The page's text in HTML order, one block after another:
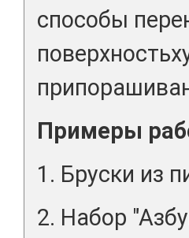
способы
Примеры
1. Бруски из
2. Набор